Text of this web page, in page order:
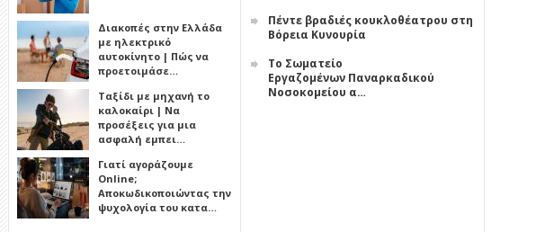
Διακοπές στην Ελλάδα
με ηλεκτρικό
αυτοκίνητο | Πώς να
προετοιμάσε…
Ταξίδι με μηχανή το
καλοκαίρι | Να
προσέξεις για μια
ασφαλή εμπει…
Γιατί αγοράζουμε
Online;
Αποκωδικοποιώντας την
ψυχολογία του κατα…
Πέντε βραδιές κουκλοθέατρου στη
Βόρεια Κυνουρία
Το Σωματείο
Εργαζομένων Παναρκαδικού
Νοσοκομείου α…